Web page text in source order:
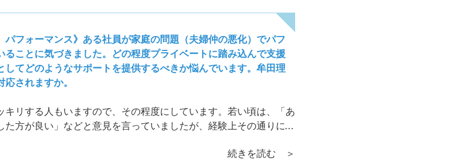
ォーマンス》ある社員が家庭の問題（夫婦仲の悪化）でパフ
ることに気づきました。どの程度プライベートに踏み込んで支援
してどのようなサポートを提供するべきか悩んでいます。牟田理
されますか。
キリする人もいますので、その程度にしています。若い頃は、「あ
た方が良い」などと意見を言っていましたが、経験上その通りに動
答えは自分の中に既にあったりします。
続きを読む ＞